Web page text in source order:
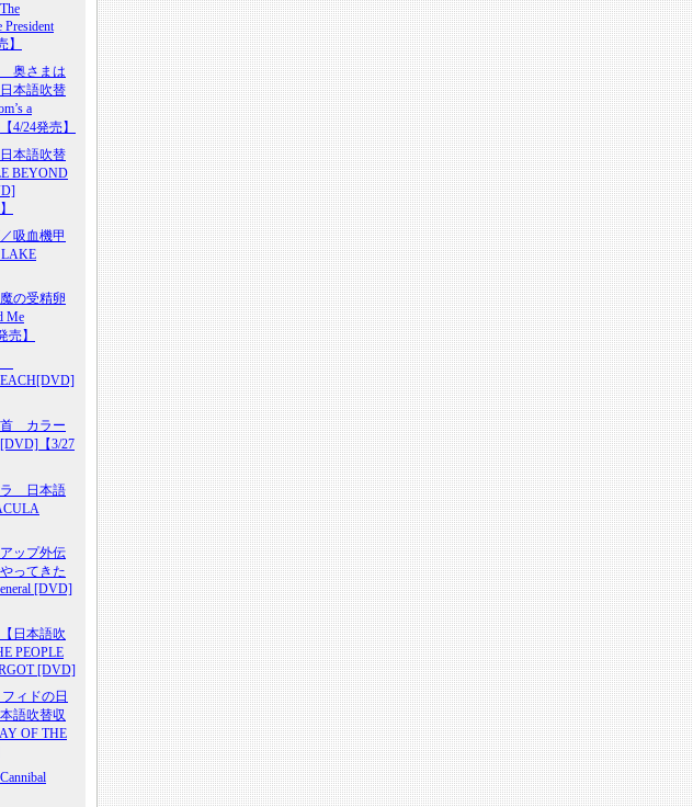
President
奥さまは
本語吹替
a
4/24発売】
本語吹替
BEYOND
吸血機甲
の受精卵
Me
売】
首 カラー
【3/27
ラ 日本語
ップ外伝
ってきた
[DVD]
日本語吹
PEOPLE
[DVD]
ィドの日
語吹替収
OF THE